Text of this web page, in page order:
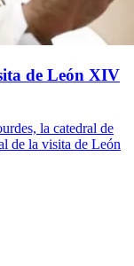
de León XIV
la catedral de
de la visita de León